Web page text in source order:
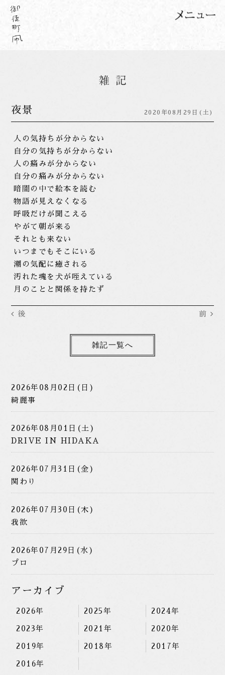
夜景 2020年08月29日(土)
人の気持ちが分からない
自分の気持ちが分からない
人の痛みが分からない
自分の痛みが分からない
暗闇の中で絵本を読む
物語が見えなくなる
呼吸だけが聞こえる
やがて朝が来る
それとも来ない
いつまでもそこにいる
潮の気配に癒される
汚れた魂を犬が咥えている
月のことと関係を持たず
後 前
雑記一覧へ
2026年08月02日(日)
綺麗事
2026年08月01日(土)
DRIVE IN HIDAKA
2026年07月31日(金)
関わり
2026年07月30日(木)
我欲
2026年07月29日(水)
プロ
アーカイブ
2026年 2025年 2024年
2023年 2021年 2020年
2019年 2018年 2017年
2016年